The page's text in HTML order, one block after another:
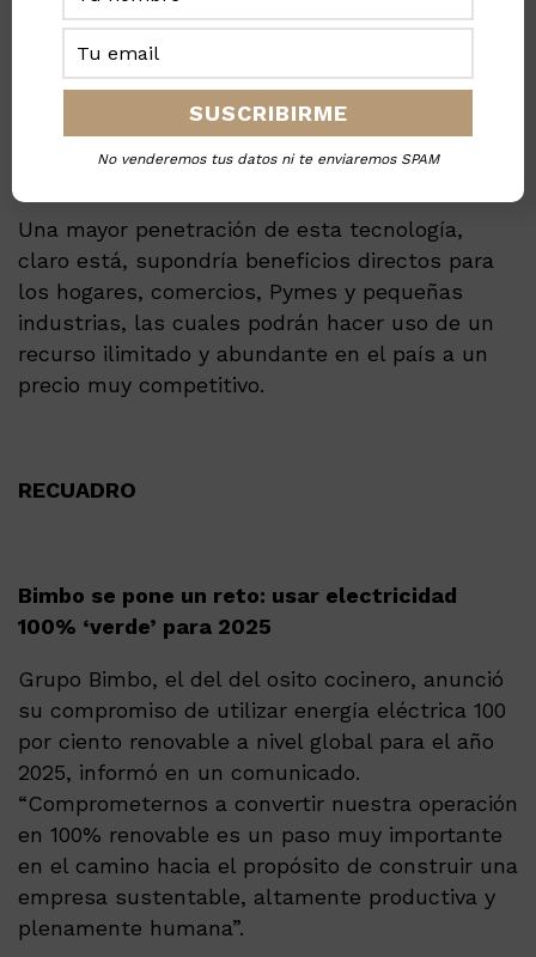
El aumento de los techos solares en México
supone un mayor abastecimiento de la
demanda eléctrica, además de reemplazar a
Una mayor penetración de esta tecnología,
claro está, supondría beneficios directos para
los hogares, comercios, Pymes y pequeñas
industrias, las cuales podrán hacer uso de un
recurso ilimitado y abundante en el país a un
precio muy competitivo.
RECUADRO
Bimbo se pone un reto: usar electricidad
100% ‘verde’ para 2025
Grupo Bimbo, el del del osito cocinero, anunció
su compromiso de utilizar energía eléctrica 100
por ciento renovable a nivel global para el año
2025, informó en un comunicado.
“Comprometernos a convertir nuestra operación
en 100% renovable es un paso muy importante
en el camino hacia el propósito de construir una
empresa sustentable, altamente productiva y
plenamente humana”.
No venderemos tus datos ni te enviaremos SPAM